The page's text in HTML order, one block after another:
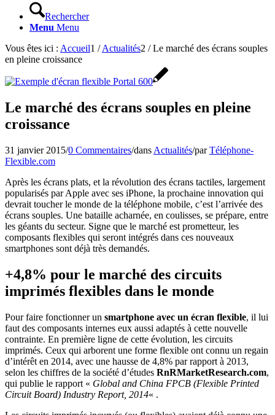
Rechercher
Menu Menu
Vous êtes ici : Accueil1 / Actualités2 / Le marché des écrans souples
en pleine croissance
Le marché des écrans souples en pleine
croissance
31 janvier 2015/0 Commentaires/dans Actualités/parTéléphone-
Flexible.com
Après les écrans plats, et la révolution des écrans tactiles, largement
popularisés par Apple avec ses iPhone, la prochaine innovation qui
devrait toucher le monde de la téléphone mobile, c’est l’arrivée des
écrans souples. Une bataille acharnée, en coulisses, se prépare, entre
les géants du secteur. Signe que le marché est prometteur, les
composants flexibles qui seront intégrés dans ces nouveaux
smartphones sont déjà très demandés.
+4,8% pour le marché des circuits
imprimés flexibles dans le monde
Pour faire fonctionner un smartphone avec un écran flexible, il lui
faut des composants internes eux aussi adaptés à cette nouvelle
contrainte. En première ligne de cette évolution, les circuits
imprimés. Ceux qui arborent une forme flexible ont connu un regain
d’intérêt en 2014, avec une hausse de 4,8% par rapport à 2013,
selon les chiffres de la société d’études RnRMarketResearch.com,
qui publie le rapport « Global and China FPCB (Flexible Printed
Circuit Board) Industry Report, 2014« .